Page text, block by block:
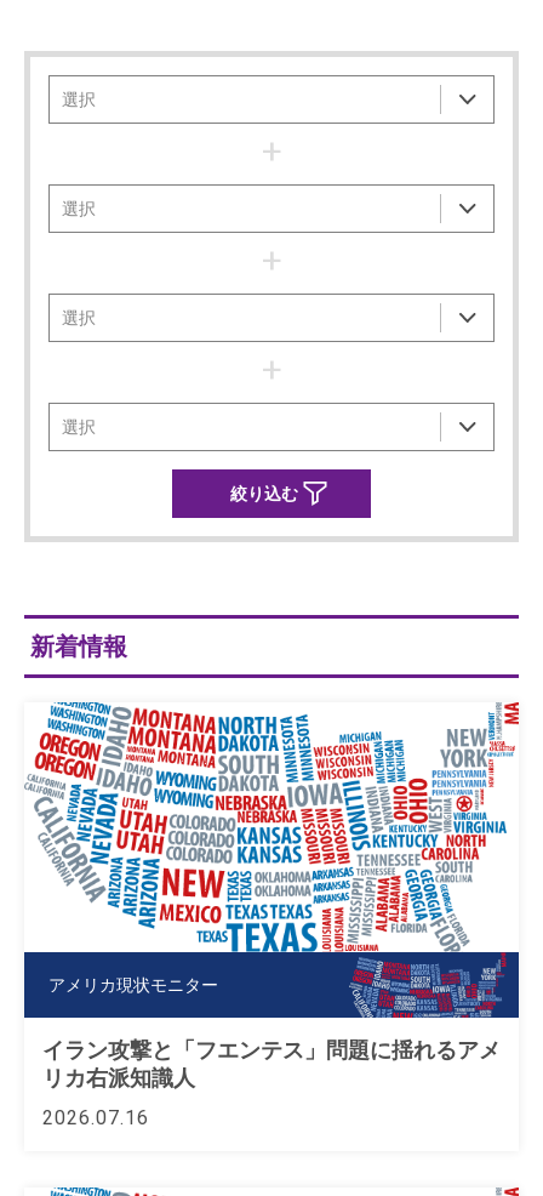
+
+
+
新着情報
2026.07.16
イラン攻撃と「フエンテス」問題に揺れるアメ
リカ右派知識人
アメリカ現状モニター